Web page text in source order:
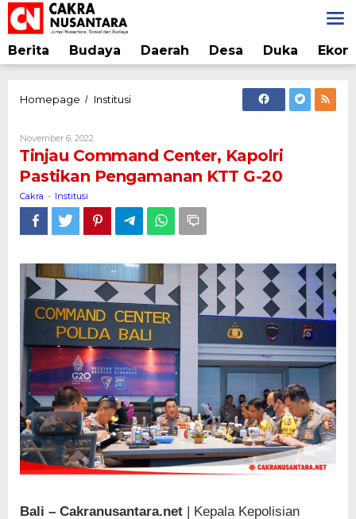
Lewati
ke
konten
Berita Budaya Daerah Desa Duka
Homepage / InstitusiTinjau
Pastikan
Pengamanan
G-
20
November 6, 2022
Tinjau Command Center, Kapolri
Pastikan Pengamanan KTT G-20
Cakra - Institusi
Bali – Cakranusantara.net | Kepala Kepolisian